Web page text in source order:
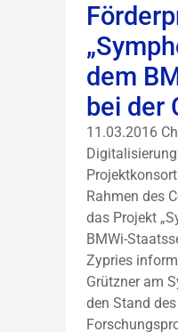
dem
bei der
11.03.2016
Rahmen des
das Projekt
BMWi-
Zypries
Grützner am
den Stand